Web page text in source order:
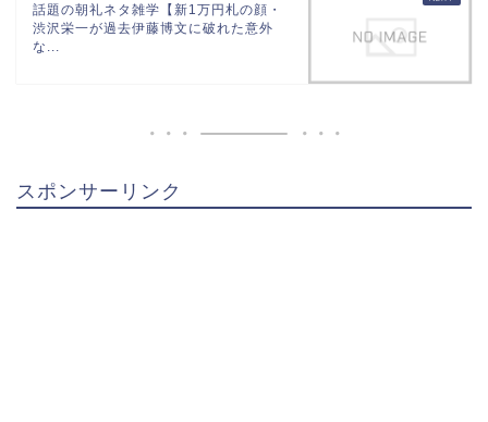
話題の朝礼ネタ雑学【新1万円札の顔・
渋沢栄一が過去伊藤博文に破れた意外
な...
スポンサーリンク